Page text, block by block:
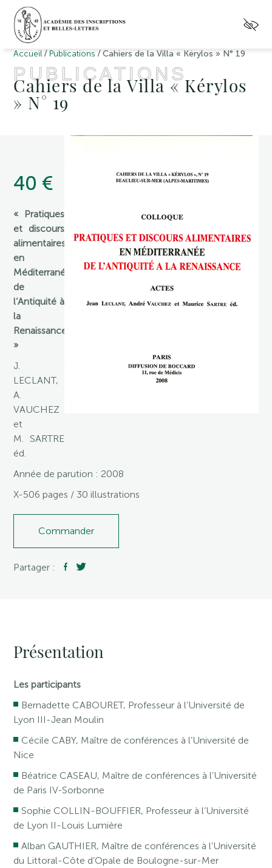
Accueil / Publications /Cahiers de la Villa « Kérylos » N° 19
PUBLICATIONS
Cahiers de la Villa « Kérylos
» N° 19
40 €
« Pratiques
et discours
alimentaires
en
Méditerranée
de
l’Antiquité à
la
Renaissance
»
J.
LECLANT,
A.
VAUCHEZ
et
M. SARTRE
éd.
Année de parution : 2008
X-506 pages / 30 illustrations
Commander
Partager :
Présentation
Les participants
Bernadette CABOURET, Professeur à l’Université de
Lyon III-Jean Moulin
Cécile CABY, Maître de conférences à l’Université de
Nice
Béatrice CASEAU, Maître de conférences à l’Université
de Paris IV-Sorbonne
Sophie COLLIN-BOUFFIER, Professeur à l’Université
de Lyon II-Louis Lumière
Alban GAUTHIER, Maître de conférences à l’Université
du Littoral-Côte d’Opale de Boulogne-sur-Mer